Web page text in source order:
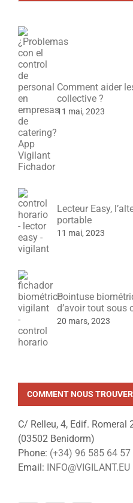
Comment aider
collective ?
11 mai, 2023
Lecteur Easy,
portable
11 mai, 2023
Pointuse
d’avoir tout sous
20 mars, 2023
COMMENT NOUS TROUVER
C/ Relleu, 4, Edif. Romeral
(03502 Benidorm)
Phone: (+34) 96 585 64 57
Email: INFO@VIGILANT.EU